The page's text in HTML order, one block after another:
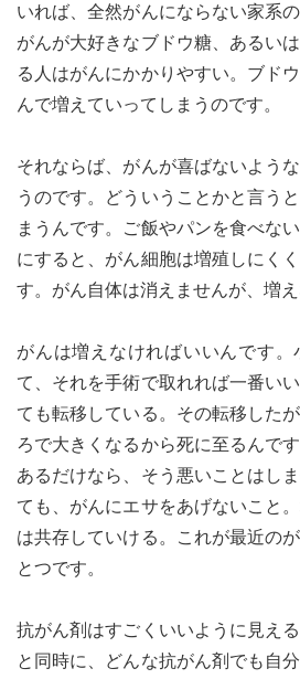
いれば、全然がんにならない家系
がんが大好きなブドウ糖、あるい
る人はがんにかかりやすい。ブド
んで増えていってしまうのです。
それならば、がんが喜ばないよう
うのです。どういうことかと言う
まうんです。ご飯やパンを食べな
にすると、がん細胞は増殖しにく
す。がん自体は消えませんが、増え
がんは増えなければいいんです。
て、それを手術で取れれば一番い
ても転移している。その転移した
ろで大きくなるから死に至るんで
あるだけなら、そう悪いことはし
ても、がんにエサをあげないこと
は共存していける。これが最近の
とつです。
抗がん剤はすごくいいように見え
と同時に、どんな抗がん剤でも自